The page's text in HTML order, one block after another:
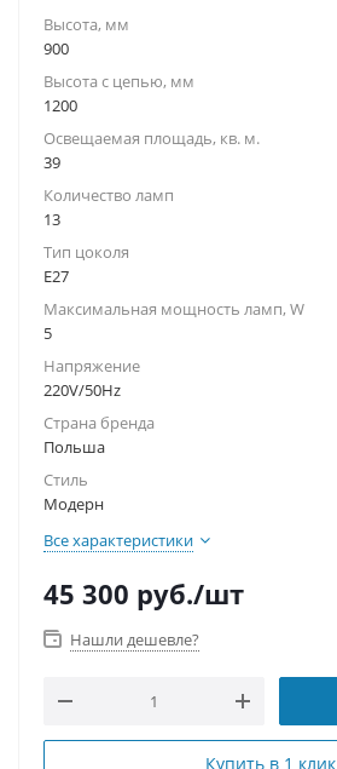
Высота, мм
900
Высота с цепью, мм
1200
Освещаемая площадь, кв. м.
39
Количество ламп
13
Тип цоколя
E27
Максимальная мощность ламп, W
5
Напряжение
220V/50Hz
Страна бренда
Польша
Стиль
Модерн
Все характеристики
45 300 руб./шт
Нашли дешевле?
Купить в 1 клик